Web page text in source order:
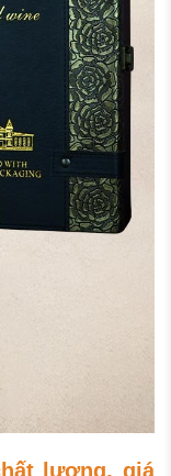
lượng, giá